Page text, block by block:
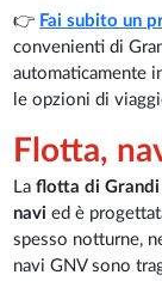
👉 Fai subito un
convenienti di
automaticamente
le opzioni di
Flotta,
Laflotta di Grandi
navi ed è
spesso notturne,
navi GNV sono